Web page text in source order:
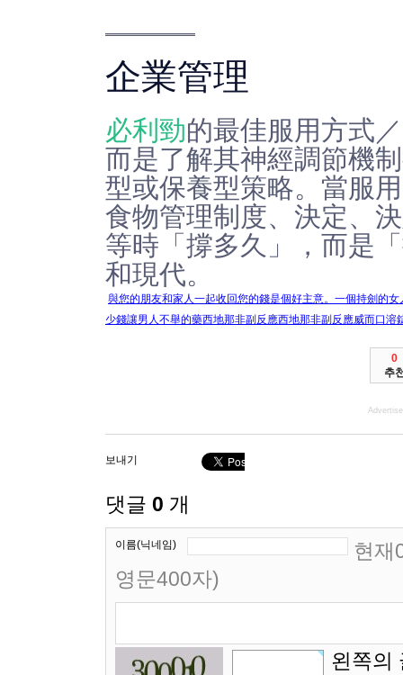
企業管理
必利勁的最佳服用方式
而是了解其神經調節機
型或保養型策略。當服
食物管理制度、決定、
等時「撐多久」，而是
和現代。
與您的朋友和家人一起收回您的錢是個好主意。一個持劍的女
少錢讓男人 不舉的藥西地那非副 反應西地那非副 反應威而口溶
0
추
보내기
댓글 0 개
이름(닉네임)
현재
영문400자)
왼쪽의